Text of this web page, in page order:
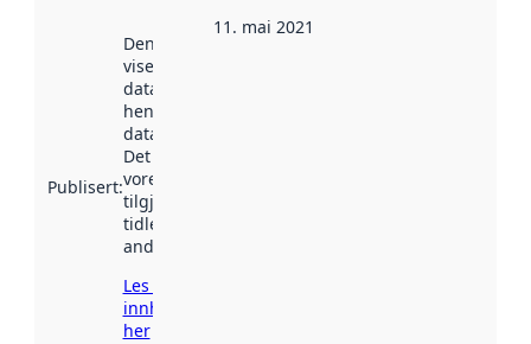
Publisert:
Denne datoen
viser når
datasettet vart
henta inn av
data.norge.no.
Det kan ha
vore
tilgjengeleg
tidlegare
andre stader.
Les meir om
innhenting
her
11. mai 2021